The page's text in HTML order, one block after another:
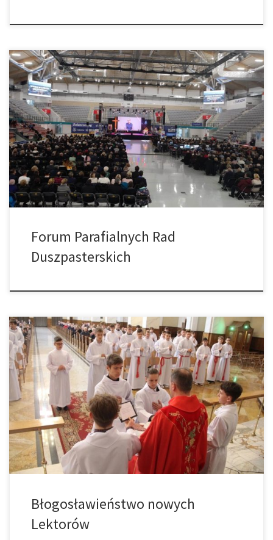
19 listopada na Arenie „Jaskółka” w Tarnowie miało miejsce
Forum Parafialnych Rad Duszpasterskich pod hasłem „Wierzę w
Kościół Chrystusowy”. Spotkanie rozpoczęła Msza św. pod
przewodnictwem Biskupa Tarnowskiego Andrzeja Jeża, były trzy
konferencje – m.in. mówiono o istocie posługi w Parafialnej
Radzie Duszpasterskiej (ks. Michał Dąbrówka – Dyrektor Wydziału
Duszpasterstwa Ogólnego) […]
Forum Parafialnych Rad
Duszpasterskich
W kościele Najświętszego Serca Pana Jezusa w Tarnowie 12
listopada br. 46 chłopaków zostało ministrantami Słowa Bożego –
czyli Lektorami. Wśród nich było 6 chłopców z naszej parafii:
Bartłomiej Patyk, Hubert Wardzała, Oliwier Starostka, Karol
Starzyk, Krzysztof Siedlik, Oskar Tyka. Błogosławieństwo nowych
lektorów dekanatu Tarnów-Wschód odbyło się podczas Mszy św.
[…]
Błogosławieństwo nowych
Lektorów